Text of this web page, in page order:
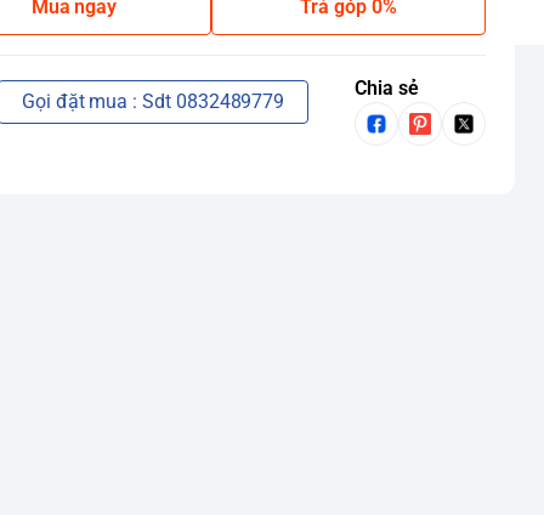
Mua ngay Trả góp 0%
Gọi đặt mua : Sdt 0832489779
Chia sẻ